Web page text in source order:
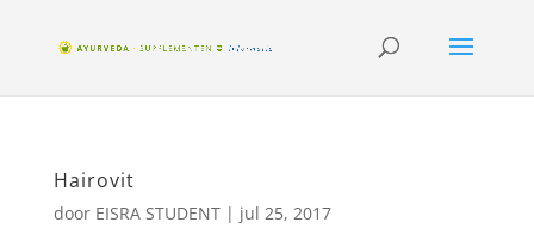
Hairovit
door EISRA STUDENT| jul 25, 2017